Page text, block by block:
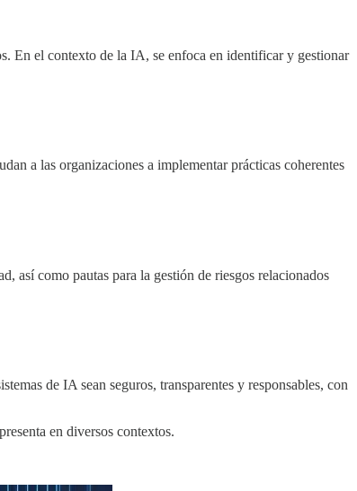
En el contexto de la IA, se enfoca en identificar y gestionar
a las organizaciones a implementar prácticas coherentes
así como pautas para la gestión de riesgos relacionados
de IA sean seguros, transparentes y responsables, con
en diversos contextos.